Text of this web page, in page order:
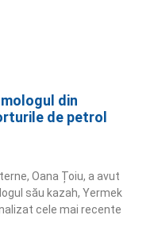
din
de petrol
Oana Țoiu, a avut
său kazah, Yermek
cele mai recente